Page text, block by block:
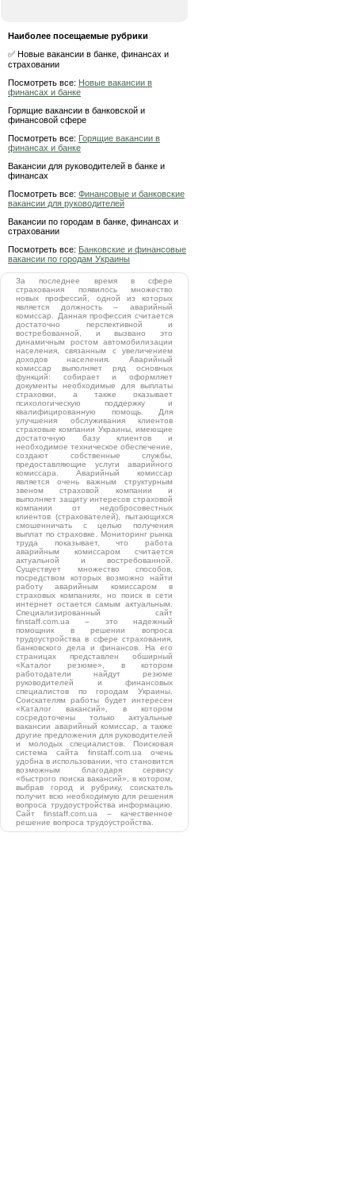
Наиболее посещаемые рубрики
✅ Новые вакансии в банке, финансах и
страховании
Посмотреть все: Новые вакансии в
финансах и банке
Горящие вакансии в банковской и
финансовой сфере
Посмотреть все: Горящие вакансии в
финансах и банке
Вакансии для руководителей в банке и
финансах
Посмотреть все: Финансовые и банковские
вакансии для руководителей
Вакансии по городам в банке, финансах и
страховании
Посмотреть все: Банковские и финансовые
вакансии по городам Украины
За последнее время в сфере
страхования появилось множество
новых профессий, одной из которых
является должность – аварийный
комиссар. Данная профессия считается
достаточно перспективной и
востребованной, и вызвано это
динамичным ростом автомобилизации
населения, связанным с увеличением
доходов населения. Аварийный
комиссар выполняет ряд основных
функций: собирает и оформляет
документы необходимые для выплаты
страховки, а также оказывает
психологическую поддержку и
квалифицированную помощь. Для
улучшения обслуживания клиентов
страховые компании Украины, имеющие
достаточную базу клиентов и
необходимое техническое обеспечение,
создают собственные службы,
предоставляющие услуги аварийного
комиссара. Аварийный комиссар
является очень важным структурным
звеном страховой компании и
выполняет защиту интересов страховой
компании от недобросовестных
клиентов (страхователей), пытающихся
смошенничать с целью получения
выплат по страховке. Мониторинг рынка
труда показывает, что работа
аварийным комиссаром считается
актуальной и востребованной.
Существует множество способов,
посредством которых возможно найти
работу аварийным комиссаром в
страховых компаниях, но поиск в сети
интернет остается самым актуальным.
Специализированный сайт
finstaff.com.ua – это надежный
помощник в решении вопроса
трудоустройства в сфере страхования,
банковского дела и финансов. На его
страницах представлен обширный
«Каталог резюме», в котором
работодатели найдут резюме
руководителей и финансовых
специалистов по городам Украины.
Соискателям работы будет интересен
«Каталог вакансий», в котором
сосредоточены только актуальные
вакансии аварийный комиссар, а также
другие предложения для руководителей
и молодых специалистов. Поисковая
система сайта finstaff.com.ua очень
удобна в использовании, что становится
возможным благодаря сервису
«быстрого поиска вакансий», в котором,
выбрав город и рубрику, соискатель
получит всю необходимую для решения
вопроса трудоустройства информацию.
Сайт finstaff.com.ua – качественное
решение вопроса трудоустройства.